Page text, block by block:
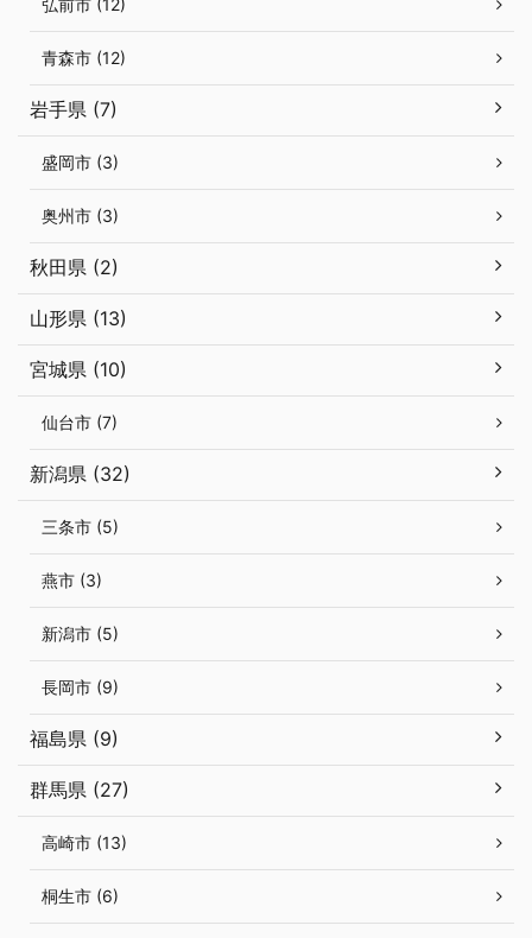
弘前市 (12)
青森市 (12)
岩手県 (7)
盛岡市 (3)
奥州市 (3)
秋田県 (2)
山形県 (13)
宮城県 (10)
仙台市 (7)
新潟県 (32)
三条市 (5)
燕市 (3)
新潟市 (5)
長岡市 (9)
福島県 (9)
群馬県 (27)
高崎市 (13)
桐生市 (6)